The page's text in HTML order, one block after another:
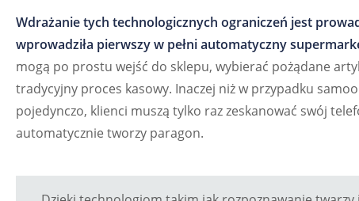
Wdrażanie tych technologicznych ograniczeń jest
wprowadziła pierwszy w pełni automatyczny
mogą po prostu wejść do sklepu, wybierać pożądane
tradycyjny proces kasowy. Inaczej niż w przypadku
pojedynczo, klienci muszą tylko raz zeskanować swój
automatycznie tworzy paragon.